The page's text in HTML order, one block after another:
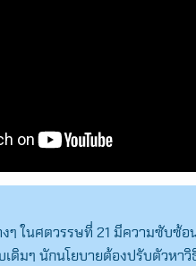
ในศตวรรษที่ 21 มีความซับซ้อ
ดิมๆ นักนโยบายต้องปรับตัวหาวิ